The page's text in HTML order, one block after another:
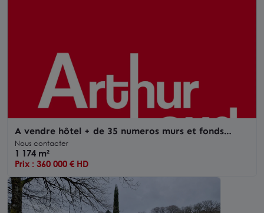
A vendre hôtel + de 35 numeros murs et fonds
indissociable
Nous contacter
1 174 m²
Prix : 360 000 € HD